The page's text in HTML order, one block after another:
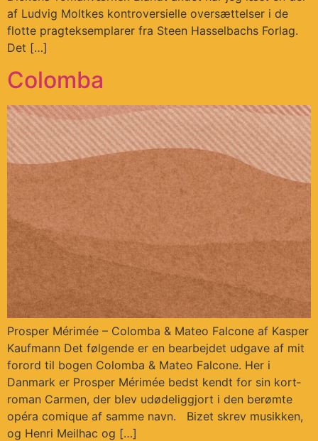
af Ludvig Moltkes kontroversielle oversættelser i de
flotte pragteksemplarer fra Steen Hasselbachs Forlag.
Det […]
Colomba
Prosper Mérimée – Colomba & Mateo Falcone af Kasper
Kaufmann Det følgende er en bearbejdet udgave af mit
forord til bogen Colomba & Mateo Falcone. Her i
Danmark er Prosper Mérimée bedst kendt for sin kort­
roman Carmen, der blev udødeliggjort i den berømte
opéra comique af samme navn. Bizet skrev musikken,
og Henri Meilhac og […]